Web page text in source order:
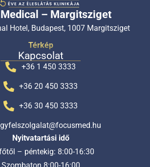
Medical – Margitsziget
Hotel, Budapest, 1007 Margitsziget
Térkép
Kapcsolat
+36 1 450 3333
+36 20 450 3333
+36 30 450 3333
Nyitvatartási idő
– péntekig: 8:00-16:30